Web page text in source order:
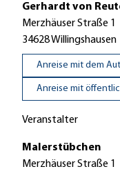
Gerhardt von
Merzhäuser Straße 1
34628Willingshausen
Anreise mit dem
Anreise mit
Veranstalter
Malerstübchen
Merzhäuser Straße 1